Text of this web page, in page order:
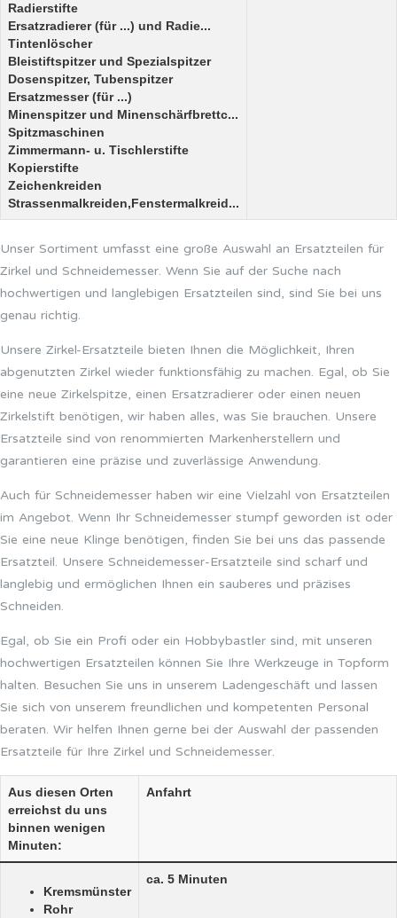
Radierstifte
Ersatzradierer (für ...) und Radie...
Tintenlöscher
Bleistiftspitzer und Spezialspitzer
Dosenspitzer, Tubenspitzer
Ersatzmesser (für ...)
Minenspitzer und Minenschärfbrettc...
Spitzmaschinen
Zimmermann- u. Tischlerstifte
Kopierstifte
Zeichenkreiden
Strassenmalkreiden,Fenstermalkreid...
Unser Sortiment umfasst eine große Auswahl an Ersatzteilen für
Zirkel und Schneidemesser. Wenn Sie auf der Suche nach
hochwertigen und langlebigen Ersatzteilen sind, sind Sie bei uns
genau richtig.
Unsere Zirkel-Ersatzteile bieten Ihnen die Möglichkeit, Ihren
abgenutzten Zirkel wieder funktionsfähig zu machen. Egal, ob Sie
eine neue Zirkelspitze, einen Ersatzradierer oder einen neuen
Zirkelstift benötigen, wir haben alles, was Sie brauchen. Unsere
Ersatzteile sind von renommierten Markenherstellern und
garantieren eine präzise und zuverlässige Anwendung.
Auch für Schneidemesser haben wir eine Vielzahl von Ersatzteilen
im Angebot. Wenn Ihr Schneidemesser stumpf geworden ist oder
Sie eine neue Klinge benötigen, finden Sie bei uns das passende
Ersatzteil. Unsere Schneidemesser-Ersatzteile sind scharf und
langlebig und ermöglichen Ihnen ein sauberes und präzises
Schneiden.
Egal, ob Sie ein Profi oder ein Hobbybastler sind, mit unseren
hochwertigen Ersatzteilen können Sie Ihre Werkzeuge in Topform
halten. Besuchen Sie uns in unserem Ladengeschäft und lassen
Sie sich von unserem freundlichen und kompetenten Personal
beraten. Wir helfen Ihnen gerne bei der Auswahl der passenden
Ersatzteile für Ihre Zirkel und Schneidemesser.
Aus diesen Orten
erreichst du uns
binnen wenigen
Minuten:
Anfahrt
Kremsmünster
Rohr
ca. 5 Minuten